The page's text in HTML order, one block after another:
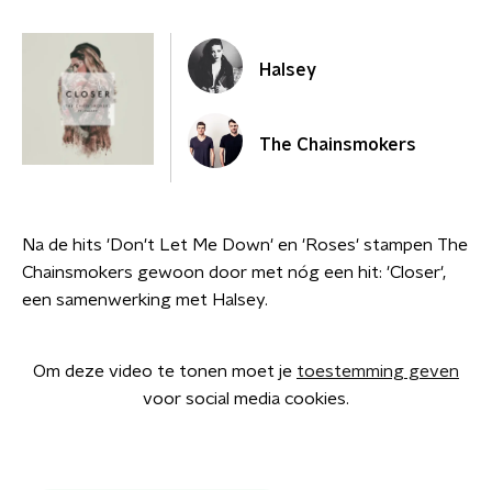
Halsey
The Chainsmokers
Na de hits 'Don't Let Me Down' en 'Roses' stampen The
Chainsmokers gewoon door met nóg een hit: 'Closer',
een samenwerking met Halsey.
Om deze video te tonen moet je toestemming geven
voor social media cookies.